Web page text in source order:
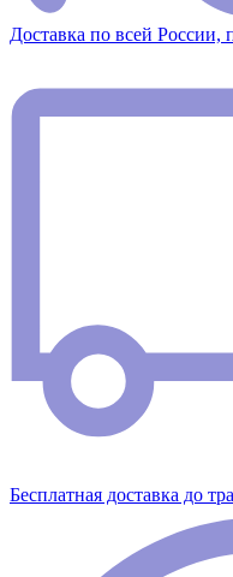
Доставка по всей
Бесплатная доставка до